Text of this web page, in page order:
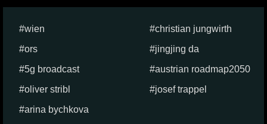
wien
christian jungwirth
ors
jingjing da
5g broadcast
austrian roadmap2050
oliver stribl
josef trappel
arina bychkova